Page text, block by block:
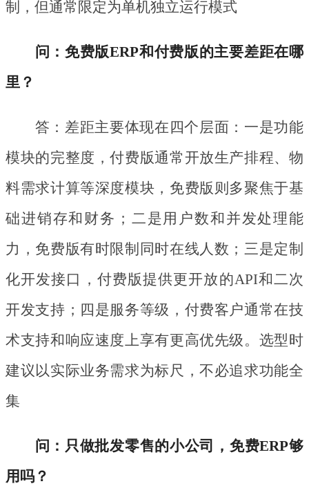
制，但通常限定为单机独立运行模式
问：免费版ERP和付费版的主要差距在哪
里？
答：差距主要体现在四个层面：一是功能
模块的完整度，付费版通常开放生产排程、物
料需求计算等深度模块，免费版则多聚焦于基
础进销存和财务；二是用户数和并发处理能
力，免费版有时限制同时在线人数；三是定制
化开发接口，付费版提供更开放的API和二次
开发支持；四是服务等级，付费客户通常在技
术支持和响应速度上享有更高优先级。选型时
建议以实际业务需求为标尺，不必追求功能全
集
问：只做批发零售的小公司，免费ERP够
用吗？